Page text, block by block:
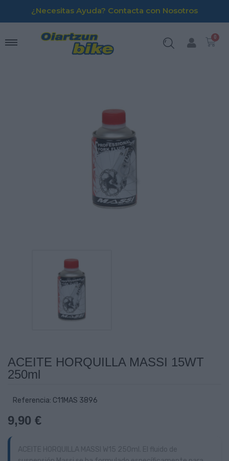
¿Necesitas Ayuda? Contacta con Nosotros

ACEITE HORQUILLA MASSI 15WT
250ml
Referencia: C11MAS 3896
9,90 €